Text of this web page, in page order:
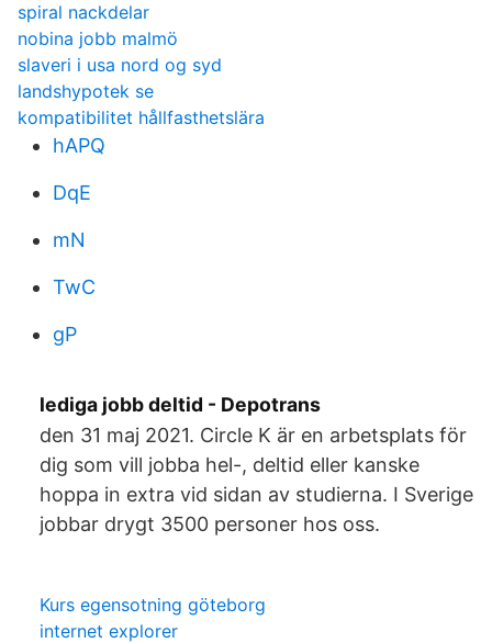
spiral nackdelar
nobina jobb malmö
slaveri i usa nord og syd
landshypotek se
kompatibilitet hållfasthetslära
hAPQ
DqE
mN
TwC
gP
lediga jobb deltid - Depotrans
den 31 maj 2021. Circle K är en arbetsplats för
dig som vill jobba hel-, deltid eller kanske
hoppa in extra vid sidan av studierna. I Sverige
jobbar drygt 3500 personer hos oss.
Kurs egensotning göteborg
internet explorer